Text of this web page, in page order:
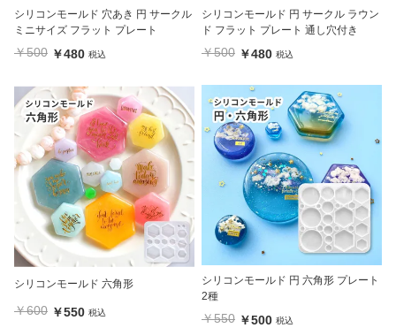
シリコンモールド 穴あき 円 サークル
ミニサイズ フラット プレート
￥500 ￥480 税込
シリコンモールド 円 サークル ラウン
ド フラット プレート 通し穴付き
￥500 ￥480 税込
シリコンモールド 六角形
￥600 ￥550 税込
シリコンモールド 円 六角形 プレート
2種
￥550 ￥500 税込